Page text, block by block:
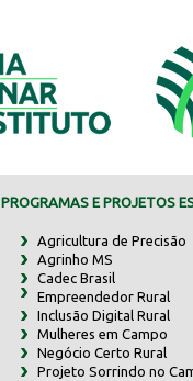
PROGRAMAS E PROJETOS
Agricultura de Precisão
Agrinho MS
Cadec Brasil
Empreendedor Rural
Inclusão Digital Rural
Mulheres em Campo
Negócio Certo Rural
Projeto Sorrindo no